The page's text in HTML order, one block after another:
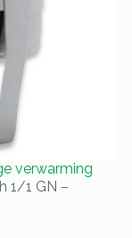
verwarming
1/1 GN –